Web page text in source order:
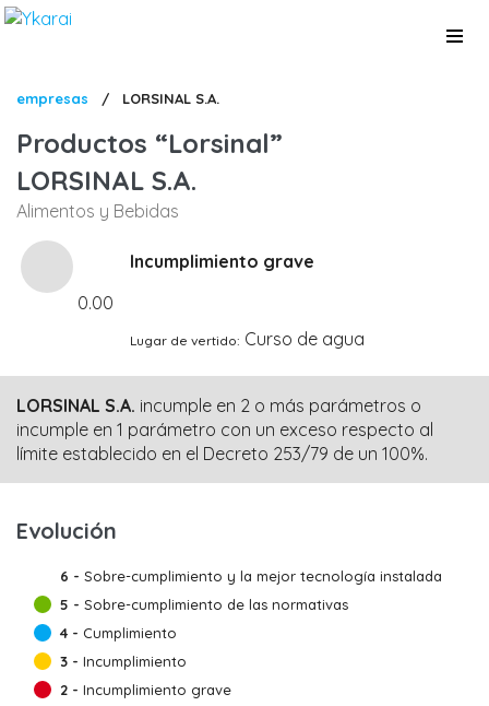
Pasar
Sobrescribir
enlaces
de
ayuda
a
la
navegación
empresas / LORSINAL S.A.
Productos
Lorsinal
LORSINAL S.A.
Alimentos y Bebidas
Incumplimiento grave
0.00
Lugar de vertido Curso de agua
LORSINAL S.A. incumple en 2 o más parámetros o
incumple en 1 parámetro con un exceso respecto al
límite establecido en el Decreto 253/79 de un 100%.
Evolución
6 - Sobre-cumplimiento y la mejor tecnología instalada
5 - Sobre-cumplimiento de las normativas
4 - Cumplimiento
3 - Incumplimiento
2 - Incumplimiento grave